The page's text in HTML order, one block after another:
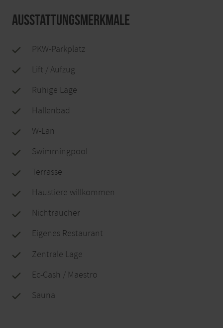
Ausstattungsmerkmale
PKW-Parkplatz
Lift / Aufzug
Ruhige Lage
Hallenbad
W-Lan
Swimmingpool
Terrasse
Haustiere willkommen
Nichtraucher
Eigenes Restaurant
Zentrale Lage
Ec-Cash / Maestro
Sauna